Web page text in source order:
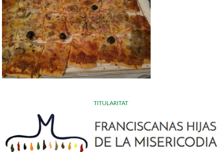
TITULARITAT